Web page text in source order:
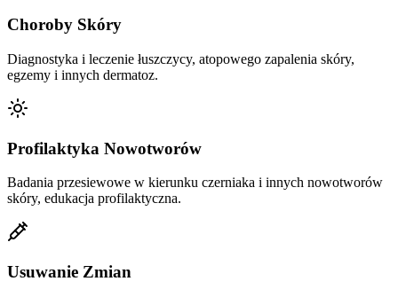
Choroby Skóry
Diagnostyka i leczenie łuszczycy, atopowego zapalenia skóry,
egzemy i innych dermatoz.
Profilaktyka Nowotworów
Badania przesiewowe w kierunku czerniaka i innych nowotworów
skóry, edukacja profilaktyczna.
Usuwanie Zmian